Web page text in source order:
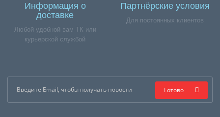
Информация о
доставке
Любой удобной вам ТК или
курьерской службой
Партнёрские условия
Для постоянных клиентов
Готово